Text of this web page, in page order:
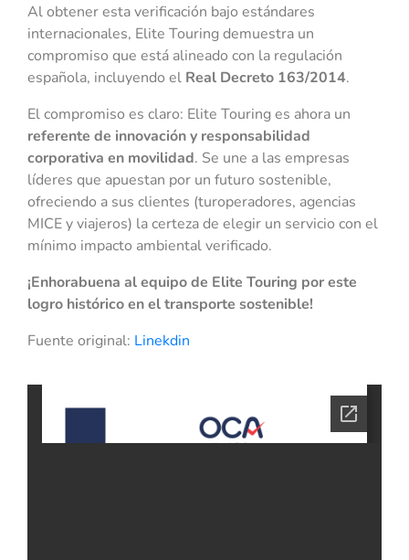
Al obtener esta verificación bajo estándares
internacionales, Elite Touring demuestra un
compromiso que está alineado con la regulación
española, incluyendo el Real Decreto 163/2014.
El compromiso es claro: Elite Touring es ahora un
referente de innovación y responsabilidad
corporativa en movilidad. Se une a las empresas
líderes que apuestan por un futuro sostenible,
ofreciendo a sus clientes (turoperadores, agencias
MICE y viajeros) la certeza de elegir un servicio con el
mínimo impacto ambiental verificado.
¡Enhorabuena al equipo de Elite Touring por este
logro histórico en el transporte sostenible!
Fuente original: Linekdin